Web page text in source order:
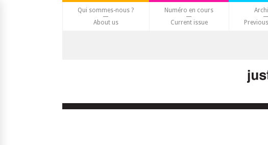
Qui sommes-nous ?
About us
Numéro en cours
Current issue